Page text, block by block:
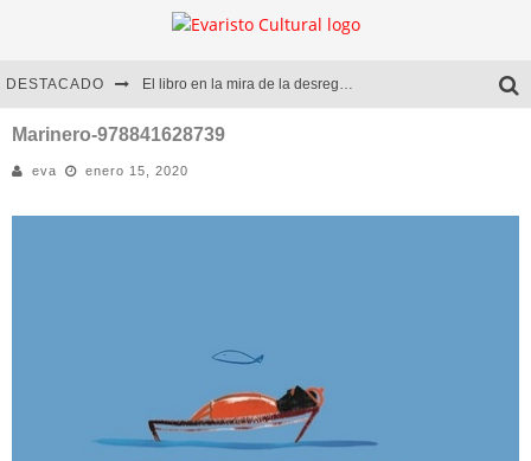
DESTACADO El libro en la mira de la desregulación
Marcelo Rubio | El llovedor
Diego Meret | Hotel Acapulco
Marinero-978841628739
eva enero 15, 2020